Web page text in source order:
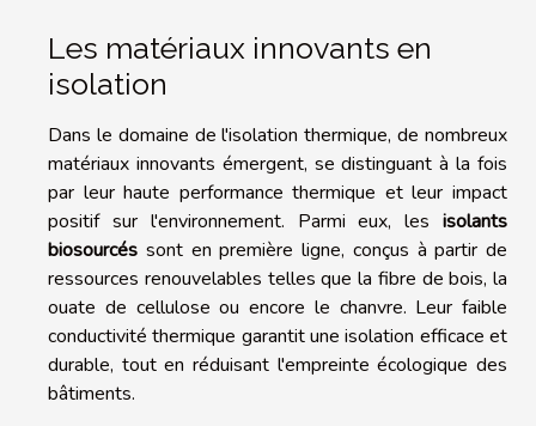
Les matériaux innovants en
isolation
Dans le domaine de l'isolation thermique, de nombreux
matériaux innovants émergent, se distinguant à la fois
par leur haute performance thermique et leur impact
positif sur l'environnement. Parmi eux, les isolants
biosourcés sont en première ligne, conçus à partir de
ressources renouvelables telles que la fibre de bois, la
ouate de cellulose ou encore le chanvre. Leur faible
conductivité thermique garantit une isolation efficace et
durable, tout en réduisant l'empreinte écologique des
bâtiments.